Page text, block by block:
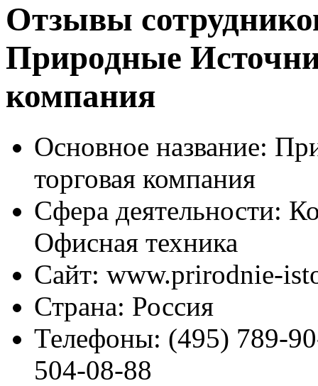
Отзывы
Природные
компания
Основное название:
торговая компания
Сфера деятельности:
Офисная техника
Сайт: www.prirodnie-
Страна: Россия
Телефоны: (495) 789-
504-08-88